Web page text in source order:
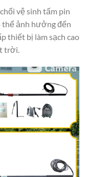
vệ sinh tấm pin
thể ảnh hưởng đến
thiết bị làm sạch cao
trời.